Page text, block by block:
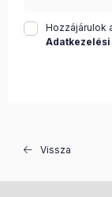
Hozzájárulok
Vissza